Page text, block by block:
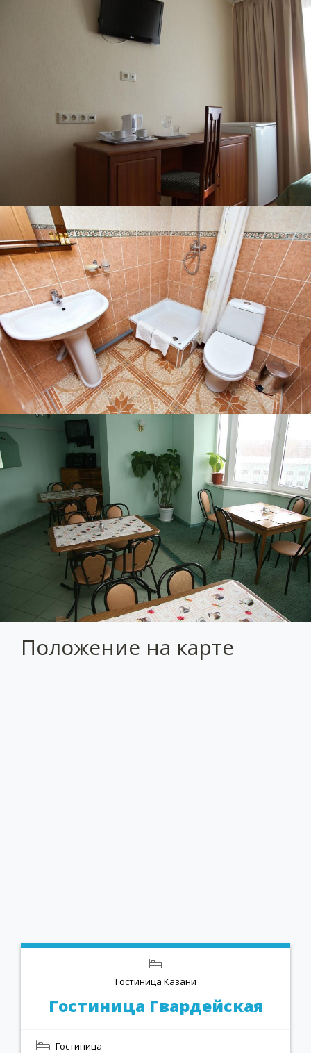
Положение на карте
Гостиница Казани
Гостиница Гвардейская
Гостиница